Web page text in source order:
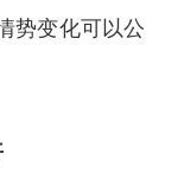
势变化可以公